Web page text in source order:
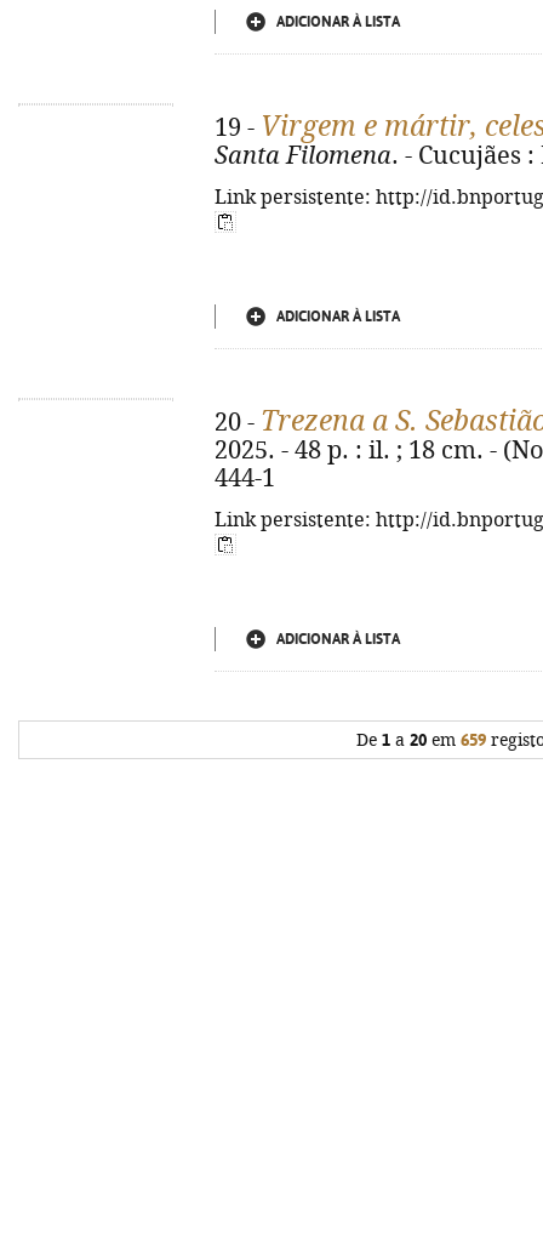
ADICIONAR À LISTA
19 - Virgem e mártir,
Santa Filomena. - Cucujães :
Link persistente: http://
ADICIONAR À LISTA
20 - Trezena a S.
2025. - 48 p. : il. ; 18 cm. -
444-1
Link persistente: http://
ADICIONAR À LISTA
De 1 a 20 em 659